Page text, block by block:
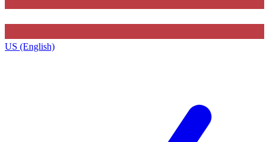
US (English)